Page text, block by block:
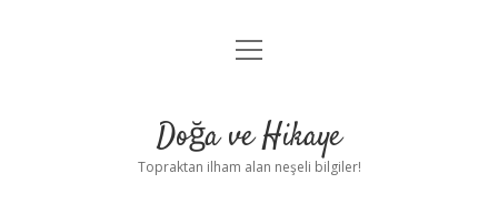
Anasayfa
Yasal Uyarı
menüyü
Doğa ve Hikaye
Topraktan ilham alan neşeli bilgiler!